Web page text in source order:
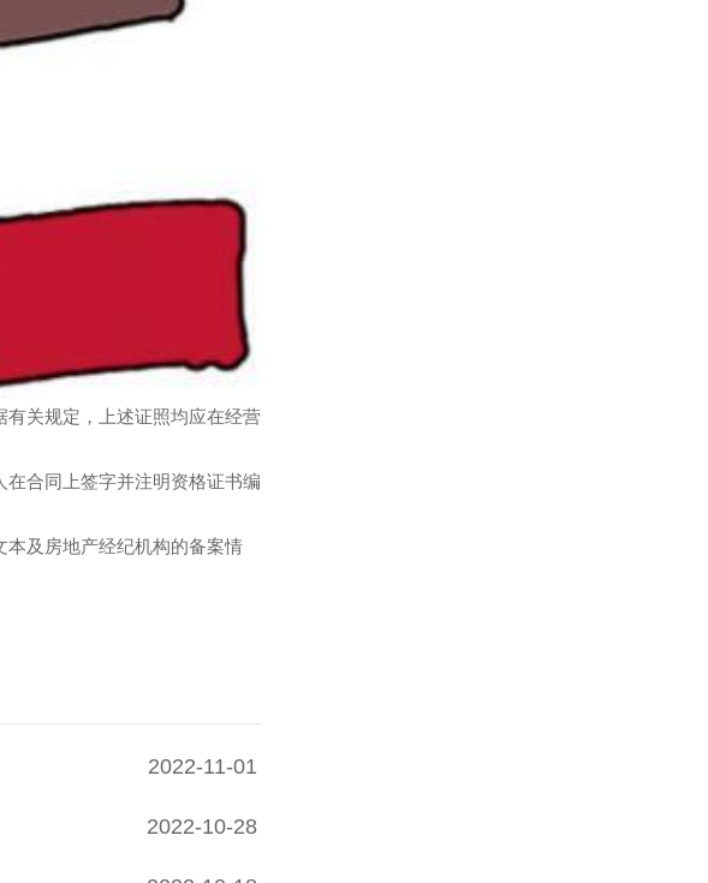
关规定，上述证照均应在经营
合同上签字并注明资格证书编
及房地产经纪机构的备案情
2022-11-01
2022-10-28